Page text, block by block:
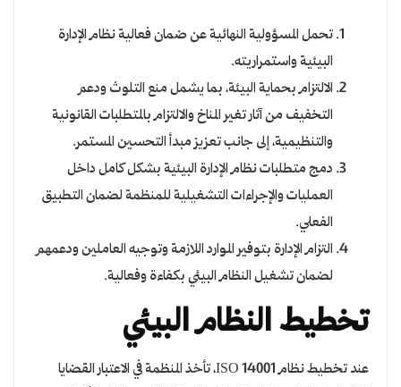
تحمل المسؤولية النهائية عن ضمان فعالية نظام الإدارة
البيئية واستمراريته.
الالتزام بحماية البيئة، بما يشمل منع التلوث ودعم
التخفيف من آثار تغير المناخ والالتزام بالمتطلبات القانونية
والتنظيمية، إلى جانب تعزيز مبدأ التحسين المستمر.
دمج متطلبات نظام الإدارة البيئية بشكل كامل داخل
العمليات والإجراءات التشغيلية للمنظمة لضمان التطبيق
الفعلي.
التزام الإدارة بتوفير الموارد اللازمة وتوجيه العاملين ودعمهم
لضمان تشغيل النظام البيئي بكفاءة وفعالية.
تخطيط النظام البيئي
عند تخطيط نظام ISO 14001، تأخذ المنظمة في الاعتبار القضايا